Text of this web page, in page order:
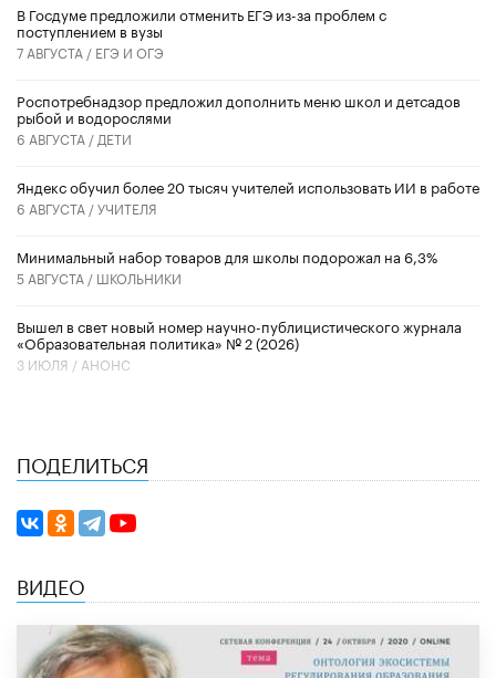
В Госдуме предложили отменить ЕГЭ из-за проблем с
поступлением в вузы
7 АВГУСТА / ЕГЭ И ОГЭ
Роспотребнадзор предложил дополнить меню школ и детсадов
рыбой и водорослями
6 АВГУСТА / ДЕТИ
​Яндекс обучил более 20 тысяч учителей использовать ИИ в работе
6 АВГУСТА /УЧИТЕЛЯ
Минимальный набор товаров для школы подорожал на 6,3%
5 АВГУСТА / ШКОЛЬНИКИ
Вышел в свет новый номер научно-публицистического журнала
«Образовательная политика» № 2 (2026)
3 ИЮЛЯ / АНОНС
ПОДЕЛИТЬСЯ
ВИДЕО